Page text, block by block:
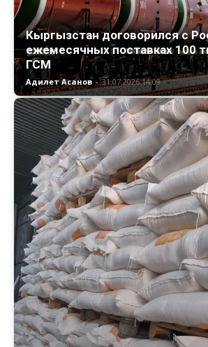
Кыргызстан договорился с
ежемесячных поставках 100
ГСМ
Адилет Асанов - 31.07.2026 14:09